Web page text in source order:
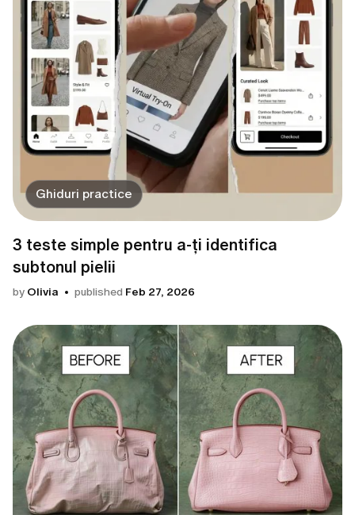
Ghiduri practice
3 teste simple pentru a-ți identifica
subtonul pielii
by Olivia published Feb 27, 2026